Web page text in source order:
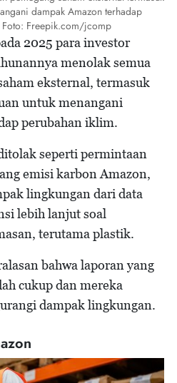
dampak Amazon terhadap
Freepik.com/jcomp
2025 para investor
menolak semua
eksternal, termasuk
untuk menangani
perubahan iklim.
seperti permintaan
emisi karbon Amazon,
lingkungan dari data
lebih lanjut soal
terutama plastik.
bahwa laporan yang
cukup dan mereka
dampak lingkungan.